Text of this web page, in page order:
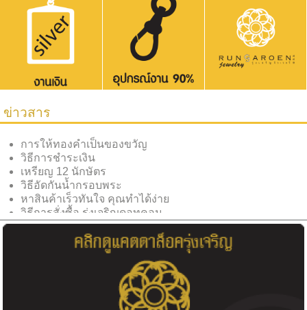
ข่าวสาร
การให้ทองคำเป็นของขวัญ
วิธีการชำระเงิน
เหรียญ 12 นักษัตร
วิธีอัดกันน้ำกรอบพระ
หาสินค้าเร็วทันใจ คุณทำได้ง่าย
วิธีการสั่งซื้อ รุ่งเจริญดอทคอม